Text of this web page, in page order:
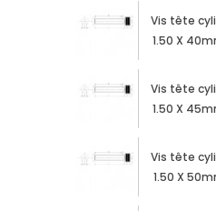
Vis tête
1.50 X
Vis tête
1.50 X
Vis tête
1.50 X